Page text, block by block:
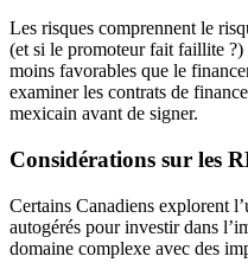
Les risques comprennent le
(et si le promoteur fait faillite
moins favorables que le
examiner les contrats de
mexicain avant de signer.
Considérations sur les
Certains Canadiens explorent
autogérés pour investir dans
domaine complexe avec des